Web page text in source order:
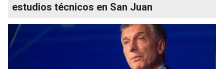
estudios técnicos en San Juan